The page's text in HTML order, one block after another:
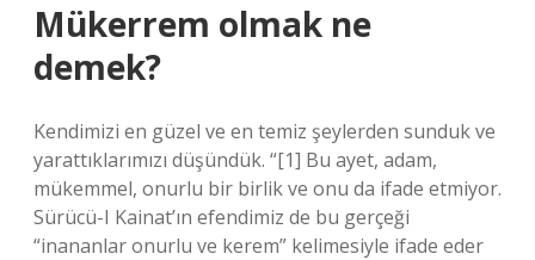
Mükerrem olmak ne
demek?
Kendimizi en güzel ve en temiz şeylerden sunduk ve
yarattıklarımızı düşündük. “[1] Bu ayet, adam,
mükemmel, onurlu bir birlik ve onu da ifade etmiyor.
Sürücü-I Kainat’ın efendimiz de bu gerçeği
“inananlar onurlu ve kerem” kelimesiyle ifade eder